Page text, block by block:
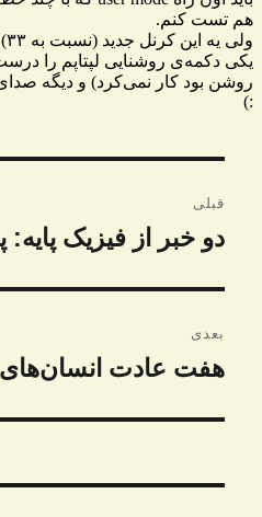
نوشته
قبلی
نوشته
دو خبر از فیزیک پایه:
بعدی
نوشته
هفت عادت انسان‌های